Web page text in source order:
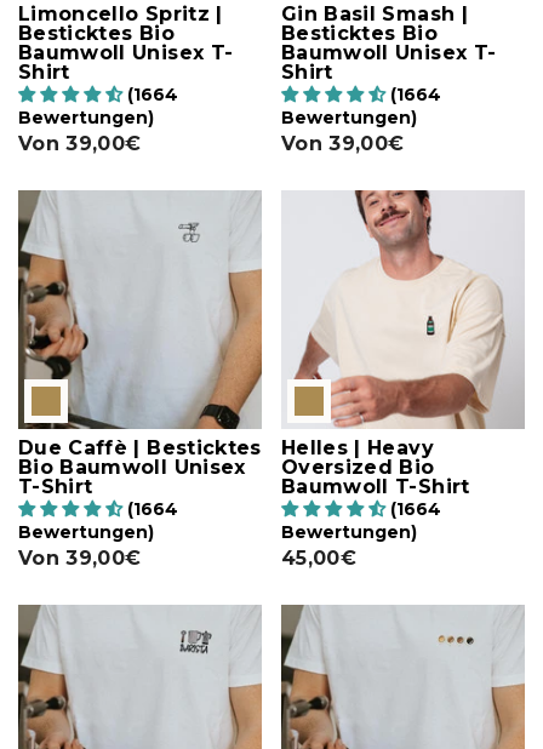
Limoncello Spritz |
Besticktes Bio
Baumwoll Unisex T-
Shirt
(1664
Bewertungen)
Von 39,00€
Gin Basil Smash |
Besticktes Bio
Baumwoll Unisex T-
Shirt
(1664
Bewertungen)
Von 39,00€
Due Caffè | Besticktes
Bio Baumwoll Unisex
T-Shirt
(1664
Bewertungen)
Von 39,00€
Helles | Heavy
Oversized Bio
Baumwoll T-Shirt
(1664
Bewertungen)
45,00€